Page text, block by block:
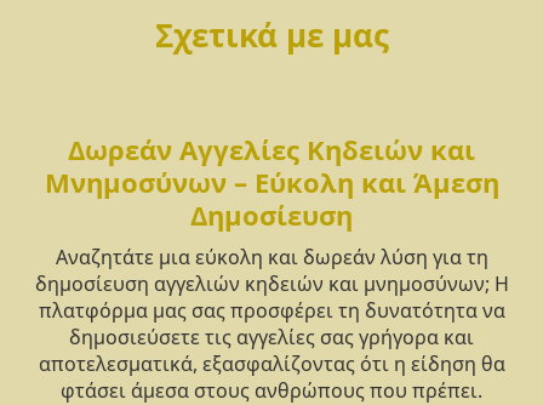
Σχετικά με μας
Δωρεάν Αγγελίες Κηδειών και
Μνημοσύνων – Εύκολη και Άμεση
Δημοσίευση
Αναζητάτε μια εύκολη και δωρεάν λύση για τη
δημοσίευση αγγελιών κηδειών και μνημοσύνων; Η
πλατφόρμα μας σας προσφέρει τη δυνατότητα να
δημοσιεύσετε τις αγγελίες σας γρήγορα και
αποτελεσματικά, εξασφαλίζοντας ότι η είδηση θα
φτάσει άμεσα στους ανθρώπους που πρέπει.